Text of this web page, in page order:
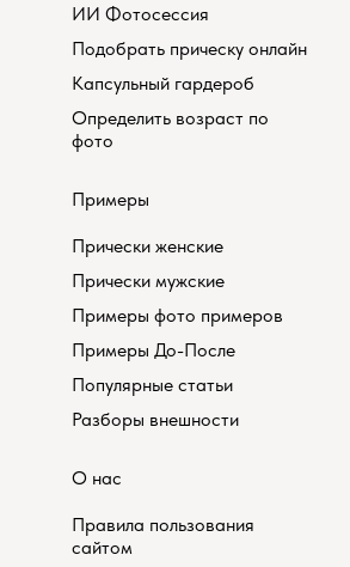
ИИ Фотосессия
Подобрать прическу онлайн
Капсульный гардероб
Определить возраст по
фото
Примеры
Прически женские
Прически мужские
Примеры фото примеров
Примеры До-После
Популярные статьи
Разборы внешности
О нас
Правила пользования
сайтом